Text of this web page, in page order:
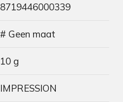
8719446000339
# Geen maat
10 g
IMPRESSION